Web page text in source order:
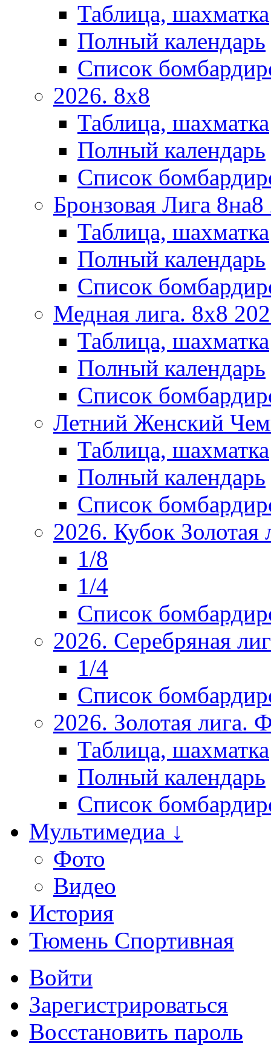
Таблица, шахматка
Полный календарь
Список
2026. 8х8
Таблица, шахматка
Полный календарь
Список
Бронзовая Лига
Таблица, шахматка
Полный календарь
Список
Медная лига. 8x8
Таблица, шахматка
Полный календарь
Список
Летний Женский
Таблица, шахматка
Полный календарь
Список
2026. Кубок Золотая
1/8
1/4
Список
2026. Серебряная
1/4
Список
2026. Золотая
Таблица, шахматка
Полный календарь
Список
Мультимедиа ↓
Фото
Видео
История
Тюмень Спортивная
Войти
Зарегистрироваться
Восстановить пароль